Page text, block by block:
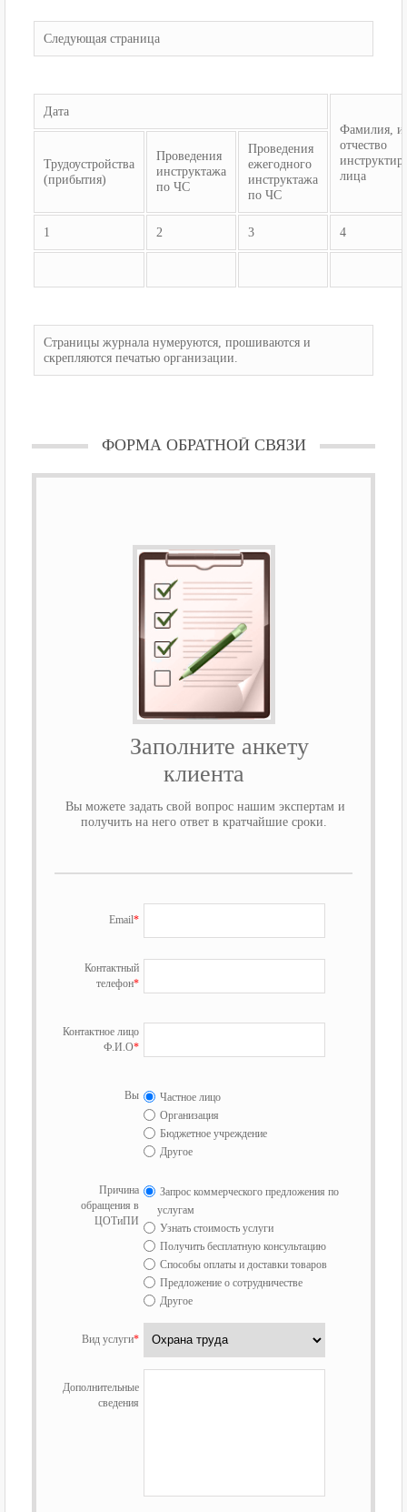
Следующая страница
Дата
Фамилия,
отчество
лица
Трудоустройства
(прибытия)
Проведения
инструктажа
по ЧС
Проведения
ежегодного
инструктажа
по ЧС
1 2 3 4
Страницы журнала нумеруются, прошиваются и
скрепляются печатью организации.
ФОРМА ОБРАТНОЙ СВЯЗИ
Заполните анкету
клиента
Вы можете задать свой вопрос нашим экспертам и
получить на него ответ в кратчайшие сроки.
Email*
Контактный
телефон*
Контактное лицо
Ф.И.О*
Вы
Частное лицо
Организация
Бюджетное учреждение
Другое
Причина
обращения в
ЦОТиПИ
Запрос коммерческого предложения по
услугам
Узнать стоимость услуги
Получить бесплатную консультацию
Способы оплаты и доставки товаров
Предложение о сотрудничестве
Другое
Вид услуги*
Дополнительные
сведения